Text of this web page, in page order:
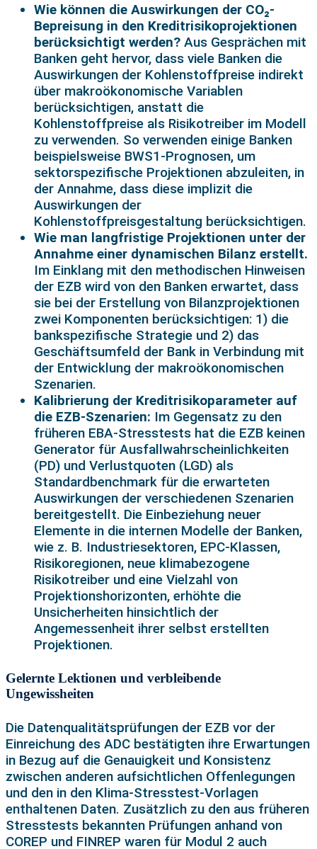
Wie können die Auswirkungen der CO₂-
Bepreisung in den Kreditrisikoprojektionen
berücksichtigt werden? Aus Gesprächen mit
Banken geht hervor, dass viele Banken die
Auswirkungen der Kohlenstoffpreise indirekt
über makroökonomische Variablen
berücksichtigen, anstatt die
Kohlenstoffpreise als Risikotreiber im Modell
zu verwenden. So verwenden einige Banken
beispielsweise BWS1-Prognosen, um
sektorspezifische Projektionen abzuleiten, in
der Annahme, dass diese implizit die
Auswirkungen der
Kohlenstoffpreisgestaltung berücksichtigen.
Wie man langfristige Projektionen unter der
Annahme einer dynamischen Bilanz erstellt.
Im Einklang mit den methodischen Hinweisen
der EZB wird von den Banken erwartet, dass
sie bei der Erstellung von Bilanzprojektionen
zwei Komponenten berücksichtigen: 1) die
bankspezifische Strategie und 2) das
Geschäftsumfeld der Bank in Verbindung mit
der Entwicklung der makroökonomischen
Szenarien.
Kalibrierung der Kreditrisikoparameter auf
die EZB-Szenarien: Im Gegensatz zu den
früheren EBA-Stresstests hat die EZB keinen
Generator für Ausfallwahrscheinlichkeiten
(PD) und Verlustquoten (LGD) als
Standardbenchmark für die erwarteten
Auswirkungen der verschiedenen Szenarien
bereitgestellt. Die Einbeziehung neuer
Elemente in die internen Modelle der Banken,
wie z. B. Industriesektoren, EPC-Klassen,
Risikoregionen, neue klimabezogene
Risikotreiber und eine Vielzahl von
Projektionshorizonten, erhöhte die
Unsicherheiten hinsichtlich der
Angemessenheit ihrer selbst erstellten
Projektionen.
Gelernte Lektionen und verbleibende
Ungewissheiten
Die Datenqualitätsprüfungen der EZB vor der
Einreichung des ADC bestätigten ihre Erwartungen
in Bezug auf die Genauigkeit und Konsistenz
zwischen anderen aufsichtlichen Offenlegungen
und den in den Klima-Stresstest-Vorlagen
enthaltenen Daten. Zusätzlich zu den aus früheren
Stresstests bekannten Prüfungen anhand von
COREP und FINREP waren für Modul 2 auch